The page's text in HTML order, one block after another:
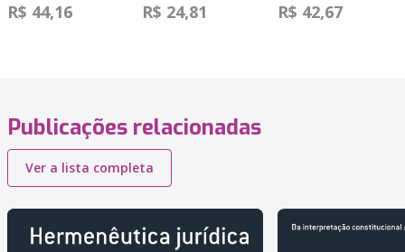
R$ 44,16 R$ 24,81 R$ 42,67
Publicações relacionadas
Ver a lista completa